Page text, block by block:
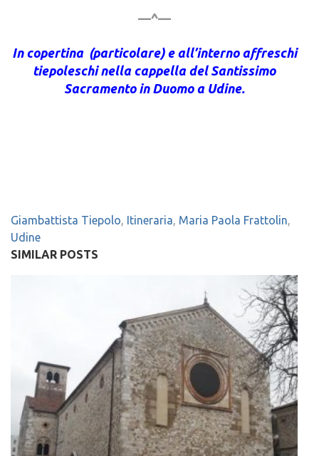
—^—
In copertina (particolare) e all’interno affreschi
tiepoleschi nella cappella del Santissimo
Sacramento in Duomo a Udine.
Giambattista Tiepolo, Itineraria, Maria Paola Frattolin,
Udine
SIMILAR POSTS